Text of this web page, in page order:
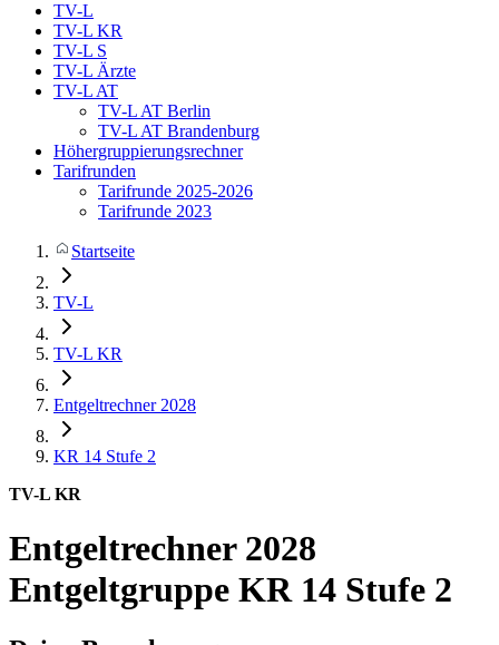
TV-L
TV-L KR
TV-L S
TV-L Ärzte
TV-L AT
TV-L AT Berlin
TV-L AT Brandenburg
Höhergruppierungsrechner
Tarifrunden
Tarifrunde 2025-2026
Tarifrunde 2023
Startseite
TV-L
TV-L KR
Entgeltrechner 2028
KR 14 Stufe 2
TV-L KR
Entgeltrechner 2028
Entgeltgruppe KR 14 Stufe 2